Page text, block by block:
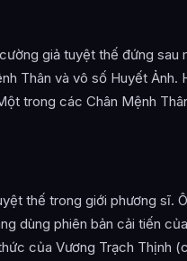
giả tuyệt thế đứng sau
Thân và vô số Huyết Ảnh.
trong các Chân Mệnh
thế trong giới phương sĩ.
dùng phiên bản cải tiến
của Vương Trạch Thịnh